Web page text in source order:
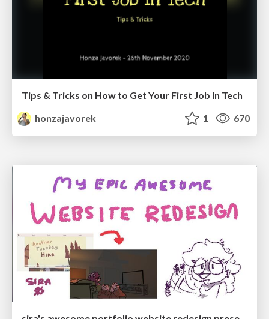
Tips & Tricks on How to Get Your First Job In Tech
honzajavorek
1 670